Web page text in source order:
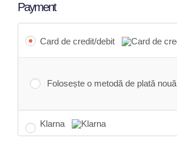
Payment
Card de credit/debit
Folosește o metodă de plată nouă
Klarna